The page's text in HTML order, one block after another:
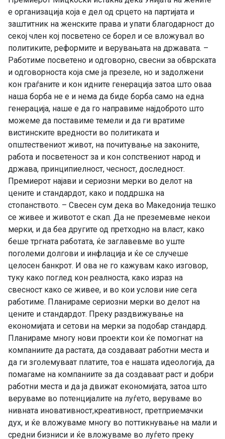
е организација која е дел од срцето на партијата и
заштитник на женските права и упати благодарност до
секој член кој посветено се борел и се вложувал во
политиките, реформите и верувањата на државата. –
Работиме посветено и одговорно, свесни за обврската
и одговорноста која сме ја презеле, но и задолжени
кон граѓаните и кон идните генерација затоа што оваа
наша борба не е и нема да биде борба само на една
генерација, наше е да го направиме најдоброто што
можеме да поставиме темели и да ги вратиме
вистинските вредности во политиката и
општествениот живот, на почитување на законите,
работа и посветеност за и кон сопствениот народ и
држава, принципиелност, чесност, доследност.
Премиерот најави и сериозни мерки во делот на
цените и стандардот, како и поддршка на
стопанството. – Свесен сум дека во Македонија тешко
се живее и животот е скап. Да не преземевме некои
мерки, и да беа другите од претходно на власт, како
беше тргната работата, ќе заглавевме во уште
поголеми долгови и инфлација и ќе се случеше
целосен банкрот. И ова не го кажувам како изговор,
туку како поглед кон реалноста, како израз на
свесност како се живее, и во кои услови ние сега
работиме. Планираме сериозни мерки во делот на
цените и стандардот. Преку раздвижување на
економијата и сетови на мерки за подобар стандард.
Планираме многу нови проекти кои ќе помогнат на
компаниите да растата, да создаваат работни места и
да ги зголемуваат платите, тоа е нашата идеологија, да
помагаме на компаниите за да создаваат раст и добри
работни места и да ја движат економијата, затоа што
веруваме во потенцијалите на луѓето, веруваме во
нивната иновативност,креативност, претприемачки
дух, и ќе вложуваме многу во поттикнување на мали и
средни бизниси и ќе вложуваме во луѓето преку